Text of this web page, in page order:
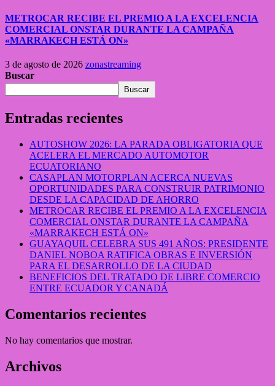
METROCAR RECIBE EL PREMIO A LA EXCELENCIA
COMERCIAL ONSTAR DURANTE LA CAMPAÑA
«MARRAKECH ESTÁ ON»
3 de agosto de 2026 zonastreaming
Buscar
Buscar
Entradas recientes
AUTOSHOW 2026: LA PARADA OBLIGATORIA QUE
ACELERA EL MERCADO AUTOMOTOR
ECUATORIANO
CASAPLAN MOTORPLAN ACERCA NUEVAS
OPORTUNIDADES PARA CONSTRUIR PATRIMONIO
DESDE LA CAPACIDAD DE AHORRO
METROCAR RECIBE EL PREMIO A LA EXCELENCIA
COMERCIAL ONSTAR DURANTE LA CAMPAÑA
«MARRAKECH ESTÁ ON»
GUAYAQUIL CELEBRA SUS 491 AÑOS: PRESIDENTE
DANIEL NOBOA RATIFICA OBRAS E INVERSIÓN
PARA EL DESARROLLO DE LA CIUDAD
BENEFICIOS DEL TRATADO DE LIBRE COMERCIO
ENTRE ECUADOR Y CANADÁ
Comentarios recientes
No hay comentarios que mostrar.
Archivos